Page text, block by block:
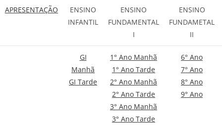
APRESENTAÇÃO
ENSINO
INFANTIL
ENSINO
FUNDAMENTAL
I
ENSINO
FUNDAMETAL
II
GI
Manhã
GI Tarde
1° Ano Manhã
1° Ano Tarde
2° Ano Manhã
2° Ano Tarde
3° Ano Manhã
3° Ano Tarde
6° Ano
7° Ano
8° Ano
9° Ano